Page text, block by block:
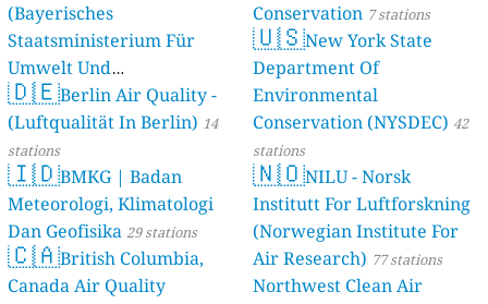
(Bayerisches
Staatsministerium Für
Umwelt Und
Verbraucherschutz) - LfU
46 stations
🇩🇪Berlin Air Quality -
(Luftqualität In Berlin) 14
stations
🇮🇩BMKG | Badan
Meteorologi, Klimatologi
Dan Geofisika 29 stations
🇨🇦British Columbia,
Canada Air Quality
Conservation 7 stations
🇺🇸New York State
Department Of
Environmental
Conservation (NYSDEC) 42
stations
🇳🇴NILU - Norsk
Institutt For Luftforskning
(Norwegian Institute For
Air Research) 77 stations
Northwest Clean Air